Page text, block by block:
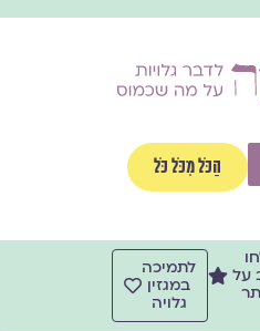
הַכֹּל מִכֹּל כֹּל
לתמיכה
במגזין
גלויה